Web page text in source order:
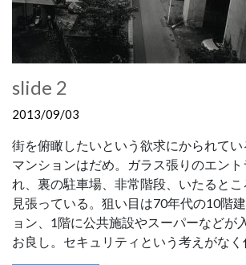
slide 2
2013/09/03
街を俯瞰したいという欲求にかられてい
マンションはだめ。ガラス張りのエント
れ、裏の駐車場、非常階段、いたると
見張っている。狙い目は70年代の10階
ョン、1階に公共施設やスーパーなどが
お良し。セキュリティという考えがなく